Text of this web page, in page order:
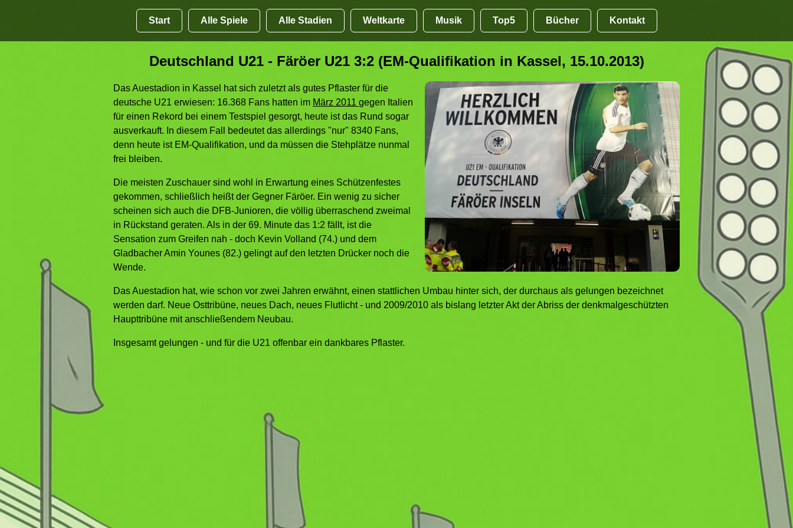
Start Alle Spiele Alle Stadien Weltkarte Musik Top5 Bücher Kontakt
Deutschland U21 - Färöer U21 3:2 (EM-Qualifikation in Kassel, 15.10.2013)
Das Auestadion in Kassel hat sich zuletzt als gutes Pflaster für die
deutsche U21 erwiesen: 16.368 Fans hatten im März 2011 gegen Italien
für einen Rekord bei einem Testspiel gesorgt, heute ist das Rund sogar
ausverkauft. In diesem Fall bedeutet das allerdings "nur" 8340 Fans,
denn heute ist EM-Qualifikation, und da müssen die Stehplätze nunmal
frei bleiben.
Die meisten Zuschauer sind wohl in Erwartung eines Schützenfestes
gekommen, schließlich heißt der Gegner Färöer. Ein wenig zu sicher
scheinen sich auch die DFB-Junioren, die völlig überraschend zweimal
in Rückstand geraten. Als in der 69. Minute das 1:2 fällt, ist die
Sensation zum Greifen nah - doch Kevin Volland (74.) und dem
Gladbacher Amin Younes (82.) gelingt auf den letzten Drücker noch die
Wende.
Das Auestadion hat, wie schon vor zwei Jahren erwähnt, einen stattlichen Umbau hinter sich, der durchaus als gelungen bezeichnet
werden darf. Neue Osttribüne, neues Dach, neues Flutlicht - und 2009/2010 als bislang letzter Akt der Abriss der denkmalgeschützten
Haupttribüne mit anschließendem Neubau.
Insgesamt gelungen - und für die U21 offenbar ein dankbares Pflaster.